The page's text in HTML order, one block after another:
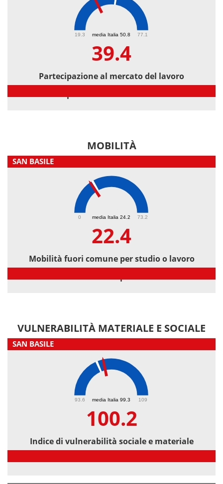
media Italia 50.8
19.3 77.1
39.4
Partecipazione al mercato del lavoro
MOBILITÀ
SAN BASILE
media Italia 24.2
0 73.2
22.4
Mobilità fuori comune per studio o lavoro
VULNERABILITÀ MATERIALE E SOCIALE
SAN BASILE
media Italia 99.3
93.6 109
100.2
Indice di vulnerabilità sociale e materiale